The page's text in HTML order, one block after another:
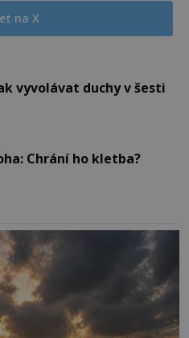
na X
vyvolávat duchy v šesti
Chrání ho kletba?